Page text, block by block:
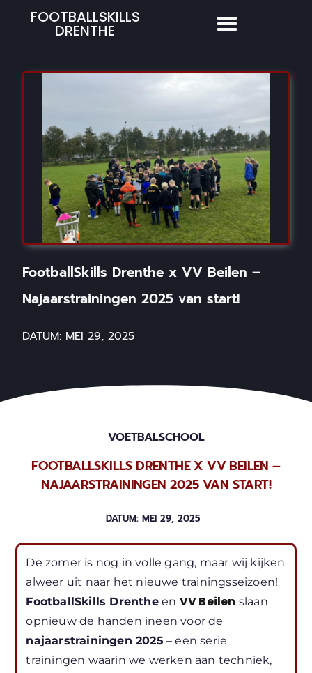
FOOTBALLSKILLS
DRENTHE
FootballSkills Drenthe x VV Beilen –
Najaarstrainingen 2025 van start!
DATUM: MEI 29, 2025
VOETBALSCHOOL
FOOTBALLSKILLS DRENTHE X VV BEILEN –
NAJAARSTRAININGEN 2025 VAN START!
DATUM: MEI 29, 2025
De zomer is nog in volle gang, maar wij kijken
alweer uit naar het nieuwe trainingsseizoen!
FootballSkills Drentheen VV Beilen slaan
opnieuw de handen ineen voor de
najaarstrainingen 2025 – een serie
trainingen waarin we werken aan techniek,